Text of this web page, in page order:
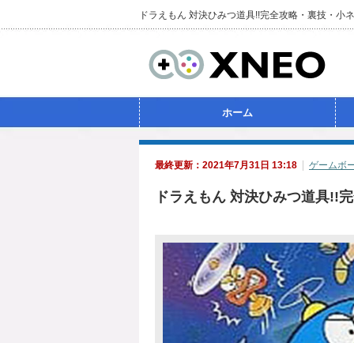
ドラえもん 対決ひみつ道具!!完全攻略・裏技・小
ホーム
最終更新：2021年7月31日 13:18 ゲームボ
ドラえもん 対決ひみつ道具!!